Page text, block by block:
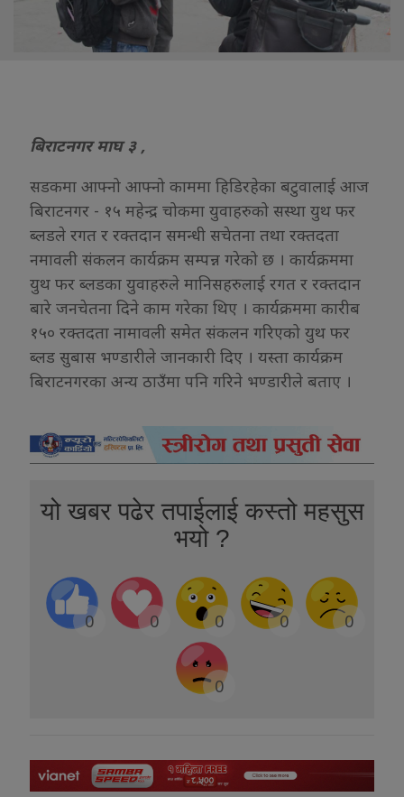
बिराटनगर माघ ३ ,
सडकमा आफ्नो आफ्नो काममा हिडिरहेका बटुवालाई आज
बिराटनगर - १५ महेन्द्र चोकमा युवाहरुको सस्था युथ फर
ब्लडले रगत र रक्तदान समन्धी सचेतना तथा रक्तदता
नमावली संकलन कार्यक्रम सम्पन्न गरेको छ । कार्यक्रममा
युथ फर ब्लडका युवाहरुले मानिसहरुलाई रगत र रक्तदान
बारे जनचेतना दिने काम गरेका थिए । कार्यक्रममा कारीब
१५० रक्तदता नामावली समेत संकलन गरिएको युथ फर
ब्लड सुबास भण्डारीले जानकारी दिए । यस्ता कार्यक्रम
बिराटनगरका अन्य ठाउँमा पनि गरिने भण्डारीले बताए ।
यो खबर पढेर तपाईलाई कस्तो महसुस
भयो ?
0 0 0 0 0
0